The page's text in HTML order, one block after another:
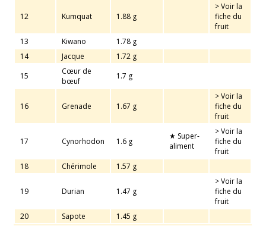
12 Kumquat 1.88 g
> Voir la
fiche du
fruit
13
Kiwano
1.78 g
14
Jacque
1.72 g
15
Cœur de
bœuf
1.7 g
16 Grenade 1.67 g
> Voir la
fiche du
fruit
17 Cynorhodon 1.6 g
★ Super-
aliment
> Voir la
fiche du
fruit
18
Chérimole 1.57 g
19 Durian 1.47 g
> Voir la
fiche du
fruit
20
Sapote 1.45 g